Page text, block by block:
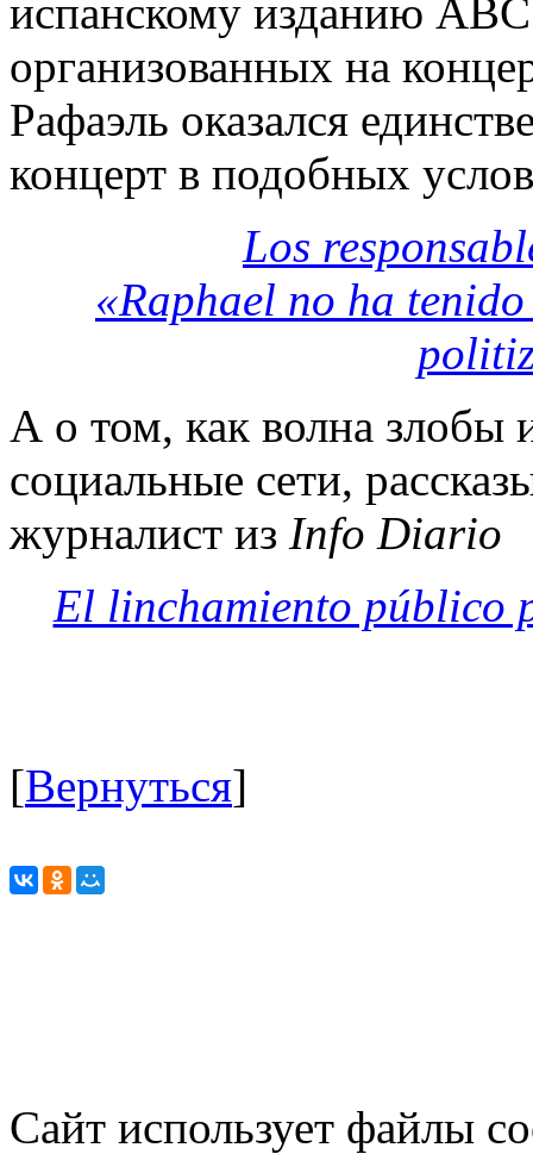
испанскому изданию
организованных на
Рафаэль оказался
концерт в подобных
Los
«Raphael no ha
А о том, как волна злобы
социальные сети,
журналист из Info Diario
El linchamiento público
[Вернуться]
Сайт использует файлы